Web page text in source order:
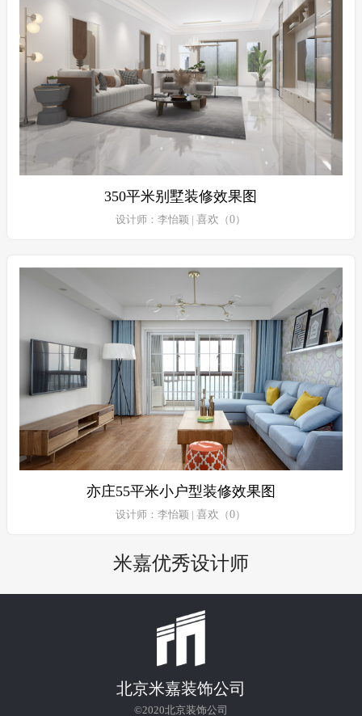
350平米别墅装修效果图
设计师：李怡颖 |喜欢 （0）
亦庄55平米小户型装修效果图
设计师：李怡颖 |喜欢 （0）
米嘉优秀设计师
北京米嘉装饰公司
©2020北京装饰公司